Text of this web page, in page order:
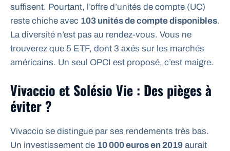
suffisent. Pourtant, l’offre d’unités de compte (UC)
reste chiche avec 103 unités de compte disponibles.
La diversité n’est pas au rendez-vous. Vous ne
trouverez que 5 ETF, dont 3 axés sur les marchés
américains. Un seul OPCI est proposé, c’est maigre.
Vivaccio et Solésio Vie : Des pièges à
éviter ?
Vivaccio se distingue par ses rendements très bas.
Un investissement de 10 000 euros en 2019 aurait